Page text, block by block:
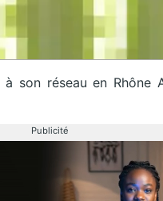
à son réseau en Rhône
Publicité